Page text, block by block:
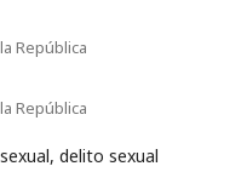
República
República
delito sexual